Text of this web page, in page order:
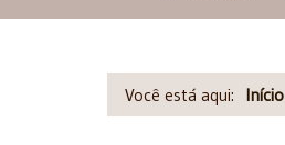
Você está aqui: Início